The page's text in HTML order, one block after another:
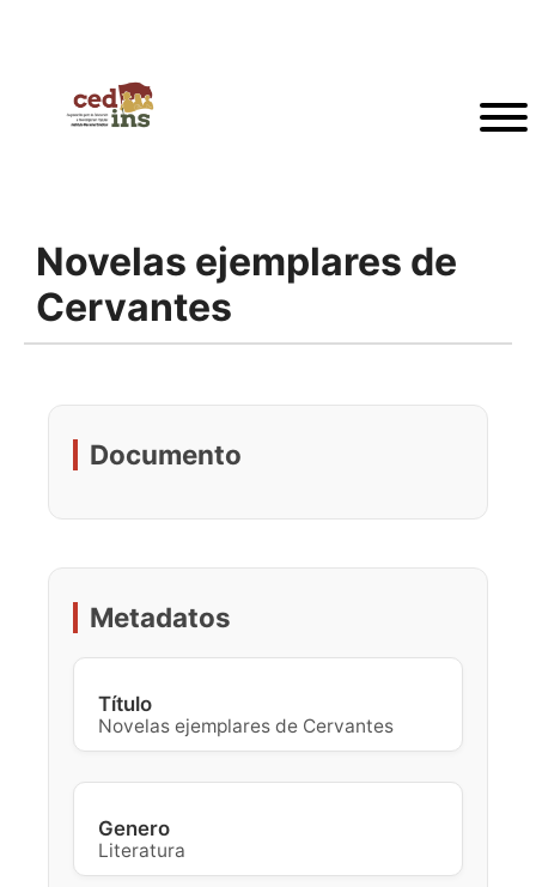
Novelas ejemplares de
Cervantes
Documento
Metadatos
Título
Novelas ejemplares de Cervantes
Genero
Literatura